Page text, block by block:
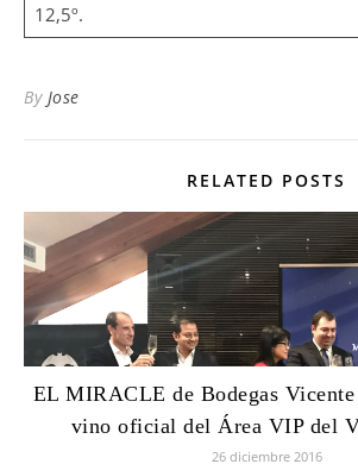
12,5º.
By Jose
RELATED POSTS
EL MIRACLE de Bodegas
vino oficial del Área VIP del
26 diciembre 2016